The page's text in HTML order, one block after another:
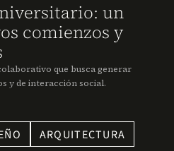
un
comienzos y
que busca generar
y de interacción social.
ARQUITECTURA